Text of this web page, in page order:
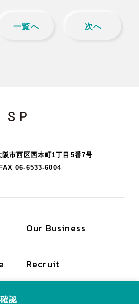
一覧へ 次へ
市西区西本町1丁目5番7号
FAX 06-6533-6004
Our Business
Recruit
認